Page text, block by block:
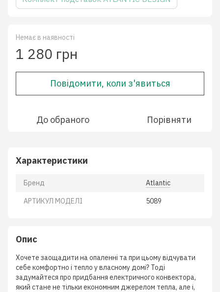
Немає в наявності
1 280 грн
Повідомити, коли з'явиться
До обраного Порівняти
Характеристики
Бренд Atlantic
АРТИКУЛ МОДЕЛІ 5089
Опис
Хочете заощадити на опаленні та при цьому відчувати
себе комфортно і тепло у власному домі? Тоді
задумайтеся про придбання електричного конвектора,
який стане не тільки економним джерелом тепла, але і,